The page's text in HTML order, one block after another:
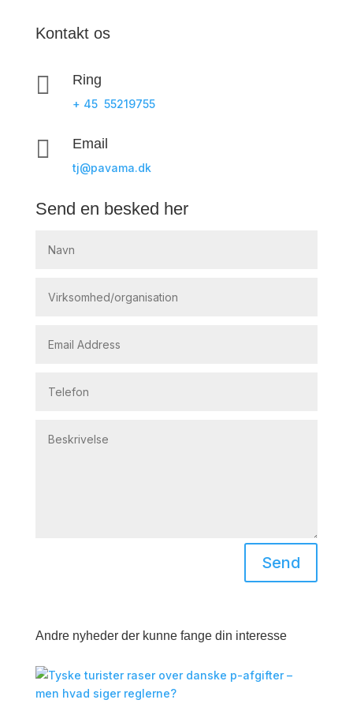
Kontakt os
 Ring
+ 45 55219755
 Email
tj@pavama.dk
Send en besked her
Send
Andre nyheder der kunne fange din interesse